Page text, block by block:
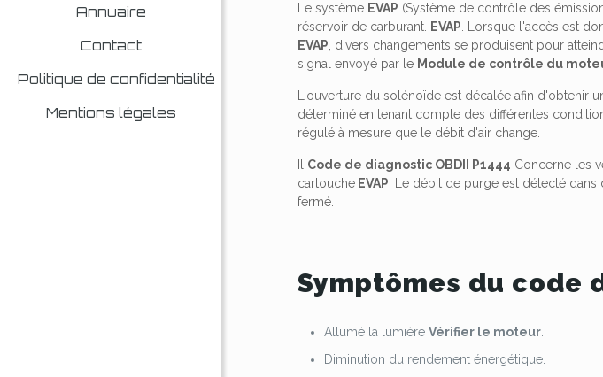
Annuaire
Contact
Politique de confidentialité
Mentions légales
Le système EVAP (Système de contrôle des
réservoir de carburant.
EVAP . Lorsque l'accès est
EVAP , divers changements se produisent pour
signal envoyé par le Module de contrôle du
L'ouverture du solénoïde est décalée afin d'obtenir
déterminé en tenant compte des différentes
régulé à mesure que le débit d'air change.
Code de diagnostic OBDII P1444 Concerne les
cartouche EVAP . Le débit de purge est détecté
fermé.
Symptômes du code
Allumé la lumièreVérifier le moteur
Diminution du rendement énergétique.